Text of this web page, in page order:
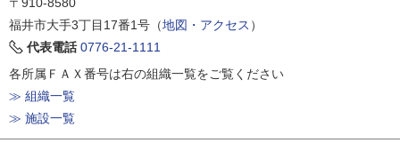
福井市大手3丁目17番1号（地図・アクセス ）
代表電話 0776-21-1111
各所属ＦＡＸ番号は右の組織一覧をご覧ください
≫ 組織一覧
≫ 施設一覧